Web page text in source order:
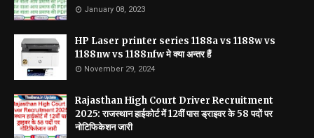
January 08, 2023
HP Laser printer series 1188a vs 1188w vs
1188nw vs 1188nfw मे क्या अन्तर हैं
November 29, 2024
Rajasthan High Court Driver Recruitment
2025: राजस्थान हाईकोर्ट में 12वीं पास ड्राइवर के 58 पदों पर
नोटिफिकेशन जारी